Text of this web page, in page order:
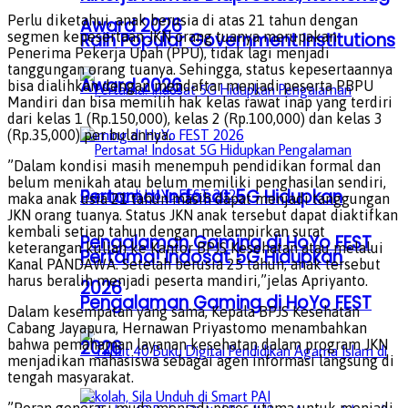
Award 2026
Pertama! Indosat 5G Hidupkan
Pengalaman Gaming di HoYo FEST
2026
Raih Popular Government Institutions
Award 2026
Pertama! Indosat 5G Hidupkan
Pengalaman Gaming di HoYo FEST
2026
Perlu diketahui, anak berusia di atas 21 tahun dengan
segmen kepesertaan JKN orang tuanya merupakan
Penerima Pekerja Upah (PPU), tidak lagi menjadi
tanggungan orang tuanya. Sehingga, status kepesertaannya
bisa dialihkan dengan mendaftar menjadi peserta PBPU
Mandiri dan bisa memilih hak kelas rawat inap yang terdiri
dari kelas 1 (Rp.150,000), kelas 2 (Rp.100,000) dan kelas 3
(Rp.35,000) per bulannya.
”Dalam kondisi masih menempuh pendidikan formal dan
belum menikah atau belum memiliki penghasilan sendiri,
maka anak usia 21 tahun masih dapat menjadi tanggungan
JKN orang tuanya. Status JKN anak tersebut dapat diaktifkan
kembali setiap tahun dengan melampirkan surat
keterangan kuliah ke Kantor BPJS Kesehatan atau melalui
Kanal PANDAWA. Setelah berusia 25 tahun, anak tersebut
harus beralih menjadi peserta mandiri,”jelas Apriyanto.
Dalam kesempatan yang sama, Kepala BPJS Kesehatan
Cabang Jayapura, Hernawan Priyastomo menambahkan
bahwa pemahaman layanan kesehatan dalam program JKN
menjadikan mahasiswa sebagai agen informasi langsung di
tengah masyarakat.